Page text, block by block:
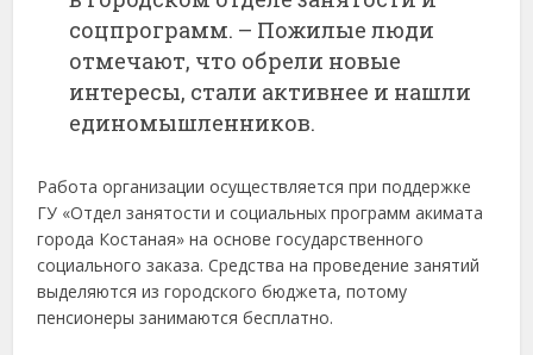
соцпрограмм. – Пожилые люди
отмечают, что обрели новые
интересы, стали активнее и нашли
единомышленников.
Работа организации осуществляется при поддержке
ГУ «Отдел занятости и социальных программ акимата
города Костаная» на основе государственного
социального заказа. Средства на проведение занятий
выделяются из городского бюджета, потому
пенсионеры занимаются бесплатно.